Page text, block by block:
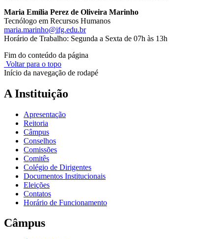
Maria Emília Perez de Oliveira Marinho
Tecnólogo em Recursos Humanos
maria.marinho@ifg.edu.br
Horário de Trabalho: Segunda a Sexta de 07h às 13h
Fim do conteúdo da página
Voltar para o topo
Início da navegação de rodapé
A Instituição
Apresentação
Reitoria
Câmpus
Conselhos
Comissões
Comitês
Colégio de Dirigentes
Documentos Institucionais
Eleições
Contatos
Horário de Funcionamento
Câmpus